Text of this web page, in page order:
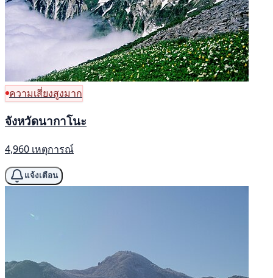
ความเสี่ยงสูงมาก
จังหวัดนากาโนะ
4,960 เหตุการณ์
แจ้งเตือน